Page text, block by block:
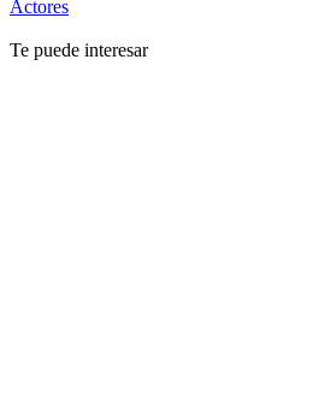
Actores
Te puede interesar